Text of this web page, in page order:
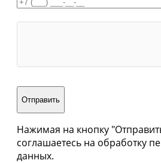
Нажимая на кнопку
соглашаетесь на обработку
данных.